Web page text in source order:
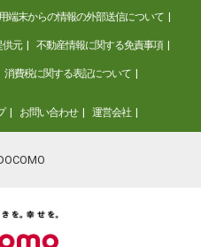
端末からの情報の外部送信について
供元 不動産情報に関する免責事項
消費税に関する表記について
お問い合わせ 運営会社